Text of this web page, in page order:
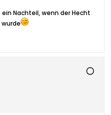
ein Nachteil, wenn der Hecht